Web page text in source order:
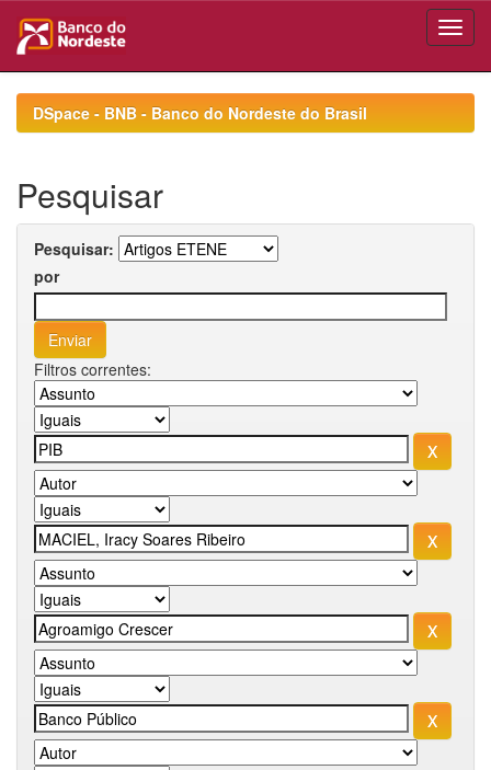
navigationDSpace - BNB - Banco do Nordeste do Brasil
Pesquisar
Pesquisar:
por
Filtros correntes: